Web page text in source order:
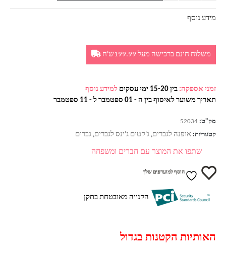
מידע נוסף
משלוח חינם ברכישה מעל 199.99ש'ח
זמני אספקה: בין 15-20 ימי עסקים
למידע נוסף
תאריך משוער לאיסוף בין ה - 01 ספטמבר ל - 11 ספטמבר
מק"ט: 52034
קטגוריות: אופנה לגברים, ג'קטים ג'ינס לגברים, גברים
שתפו את המוצר עם חברים ומשפחה
הוסף למועדפים שלך
הקנייה מאובטחת בתקן
האותיות הקטנות בגדול